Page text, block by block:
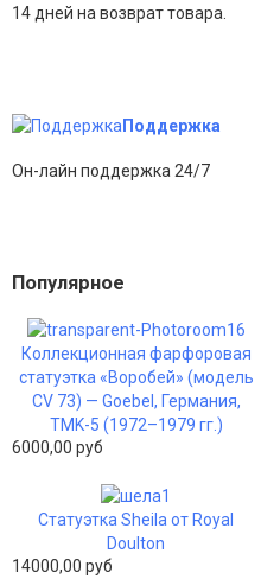
14 дней на возврат товара.
Поддержка
Он-лайн поддержка 24/7
Популярное
Коллекционная фарфоровая
статуэтка «Воробей» (модель
CV 73) — Goebel, Германия,
TMK-5 (1972–1979 гг.)
6000,00 руб
Статуэтка Sheila от Royal
Doulton
14000,00 руб